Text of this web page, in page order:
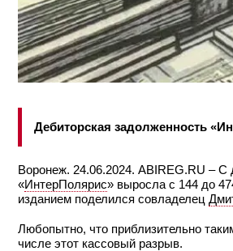
Дебиторская задолженность
Воронеж. 24.06.2024. ABIREG.RU – С
«ИнтерПолярис» выросла с 144 до
изданием поделился совладелец
Любопытно, что приблизительно
числе этот кассовый разрыв.